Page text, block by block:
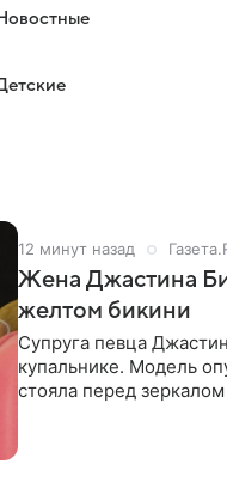
Новостные
12 минут назад
Жена Джастина
желтом бикини
Супруга певца
купальнике. Модель
стояла перед